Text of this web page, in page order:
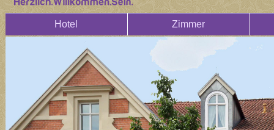
Hotel Zimmer